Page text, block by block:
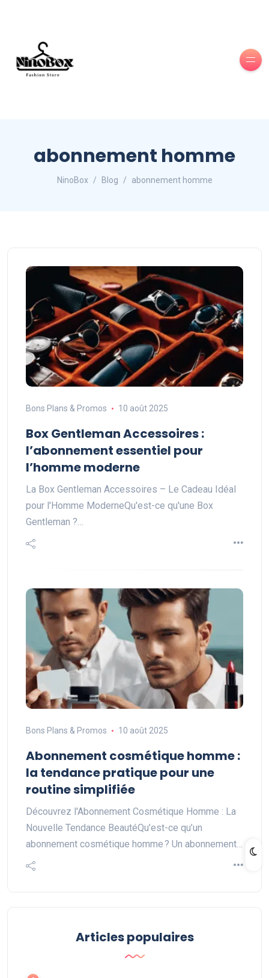
abonnement homme
NinoBox Blog abonnement homme
Bons Plans & Promos 10 août 2025
Box Gentleman Accessoires :
l’abonnement essentiel pour
l’homme moderne
La Box Gentleman Accessoires – Le Cadeau Idéal
pour l'Homme ModerneQu'est-ce qu'une Box
Gentleman ?…
Bons Plans & Promos 10 août 2025
Abonnement cosmétique homme :
la tendance pratique pour une
routine simplifiée
Découvrez l'Abonnement Cosmétique Homme : La
Nouvelle Tendance BeautéQu’est-ce qu’un
abonnement cosmétique homme ? Un abonnement…
Articles populaires